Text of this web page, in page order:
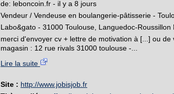
de: leboncoin.fr - il y a 8 jours
Vendeur / Vendeuse en boulangerie-pâtisserie -
Labo&gato - 31000 Toulouse, Languedoc-Roussillon
merci d'envoyer cv + lettre de motivation à [...] ou
magasin : 12 rue rivals 31000 toulouse -...
Lire la suite
Site : http://www.jobisjob.fr